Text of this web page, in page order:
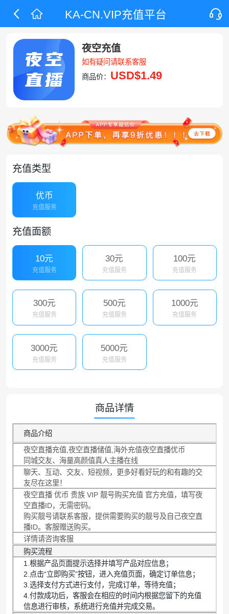
KA-CN.VIP充值平台
夜空充值
如有疑问请联系客服
商品价： USD$1.49
充值类型
优币
充值服务
充值面额
10元
充值服务
30元
充值服务
100元
充值服务
300元
充值服务
500元
充值服务
1000元
充值服务
3000元
充值服务
5000元
充值服务
商品详情
商品介绍
夜空直播充值,夜空直播储值,海外充值夜空直播优币
同城交友、海量高颜值真人主播在线
聊天、互动、交友、短视频，更多好看好玩的和有趣的交
友尽在这里！
夜空直播 优币 贵族 VIP 靓号购买充值 官方充值，填写夜
空直播ID，无需密码。
购买靓号请联系客服，提供需要购买的靓号及自己夜空直
播ID。客服赠送购买。
详情请咨询客服
购买流程
1.根据产品页面提示选择并填写产品对应信息；
2.点击“立即购买”按钮，进入充值页面，确定订单信息；
3.选择支付方式进行支付，完成订单，等待充值；
4.付款成功后，客服会在相应的时间内根据您留下的充值
信息进行审核，系统进行充值并完成交易。